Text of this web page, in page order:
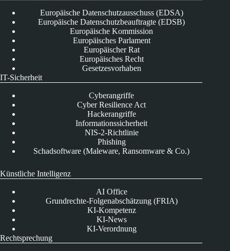
Europäische Datenschutzausschuss (EDSA)
Europäische Datenschutzbeauftragte (EDSB)
Europäische Kommission
Europäisches Parlament
Europäischer Rat
Europäisches Recht
Gesetzesvorhaben
IT-Sicherheit
Cyberangriffe
Cyber Resilience Act
Hackerangriffe
Informationssicherheit
NIS-2-Richtlinie
Phishing
Schadsoftware (Maleware, Ransomware & Co.)
Künstliche Intelligenz
AI Office
Grundrechte-Folgenabschätzung (FRIA)
KI-Kompetenz
KI-News
KI-Verordnung
Rechtsprechung